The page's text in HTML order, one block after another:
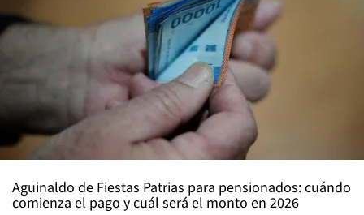
Aguinaldo de Fiestas Patrias para pensionados: cuándo
comienza el pago y cuál será el monto en 2026